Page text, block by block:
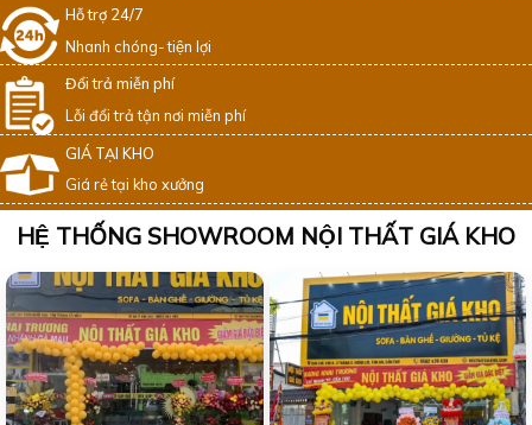
Hỗ trợ 24/7
Nhanh chóng- tiện lợi
Đổi trả miễn phí
Lỗi đổi trả tận nơi miễn phí
GIÁ TẠI KHO
Giá rẻ tại kho xưởng
HỆ THỐNG SHOWROOM NỘI THẤT GIÁ KHO